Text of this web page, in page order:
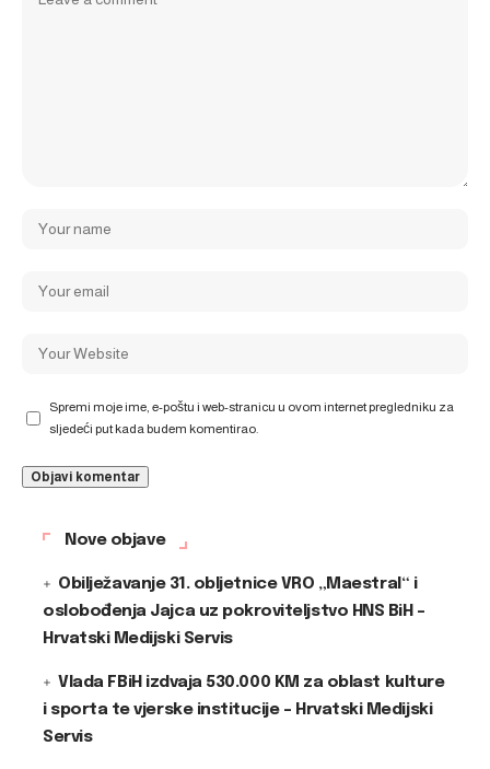
Spremi moje ime, e-poštu i web-stranicu u ovom internet pregledniku za
sljedeći put kada budem komentirao.
Nove objave
Obilježavanje 31. obljetnice VRO „Maestral“ i
oslobođenja Jajca uz pokroviteljstvo HNS BiH –
Hrvatski Medijski Servis
Vlada FBiH izdvaja 530.000 KM za oblast kulture
i sporta te vjerske institucije – Hrvatski Medijski
Servis